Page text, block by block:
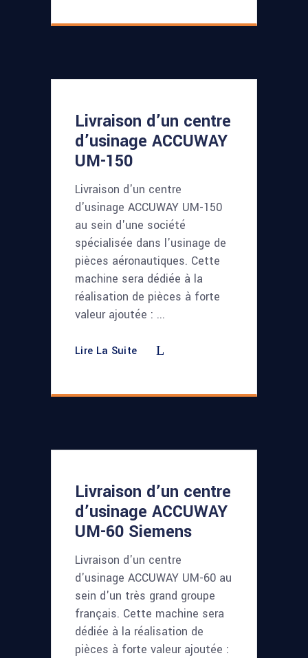
Livraison d’un centre
d’usinage ACCUWAY
UM-150
Livraison d'un centre
d'usinage ACCUWAY UM-150
au sein d'une société
spécialisée dans l'usinage de
pièces aéronautiques. Cette
machine sera dédiée à la
réalisation de pièces à forte
valeur ajoutée :
Lire La Suite
Livraison d’un centre
d’usinage ACCUWAY
UM-60 Siemens
Livraison d'un centre
d'usinage ACCUWAY UM-60 au
sein d'un très grand groupe
français. Cette machine sera
dédiée à la réalisation de
pièces à forte valeur ajoutée :